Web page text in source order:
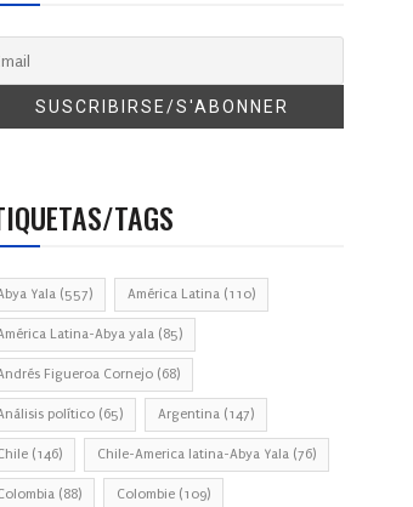
TAGS
Yala (557) América Latina (110)
Latina-Abya yala (85)
Figueroa Cornejo (68)
político (65) Argentina (147)
(146) Chile-America latina-Abya Yala (76)
(88) Colombie (109)